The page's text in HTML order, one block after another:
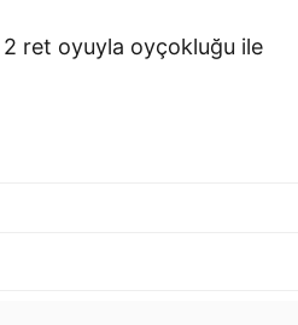
2 ret oyuyla oyçokluğu ile